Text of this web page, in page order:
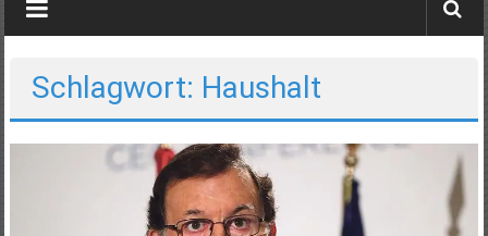
die
Kanarischen
Inseln
Schlagwort: Haushalt